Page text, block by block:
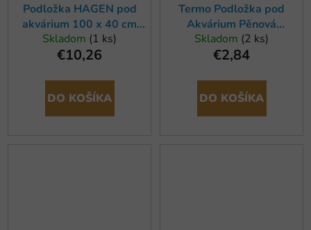
Podložka HAGEN pod
akvárium 100 x 40 cm
(1ks)
Skladom (1 ks)
€10,26
DO KOŠÍKA
Termo Podložka pod
Akvárium Pěnová
50x25cm
Skladom (2 ks)
€2,84
DO KOŠÍKA